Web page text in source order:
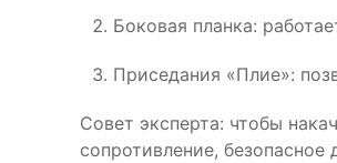
Боковая планка:
Приседания «Плие»:
Совет эксперта: чтобы
сопротивление, безопасное